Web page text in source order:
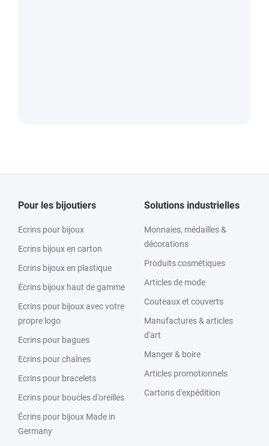
Pour les bijoutiers
Ecrins pour bijoux
Ecrins bijoux en carton
Ecrins bijoux en plastique
Écrins bijoux haut de gamme
Ecrins pour bijoux avec votre
propre logo
Ecrins pour bagues
Ecrins pour chaînes
Ecrins pour bracelets
Ecrins pour boucles d'oreilles
Écrins pour bijoux Made in
Germany
Solutions industrielles
Monnaies, médailles &
décorations
Produits cosmétiques
Articles de mode
Couteaux et couverts
Manufactures & articles
d'art
Manger & boire
Articles promotionnels
Cartons d'expédition